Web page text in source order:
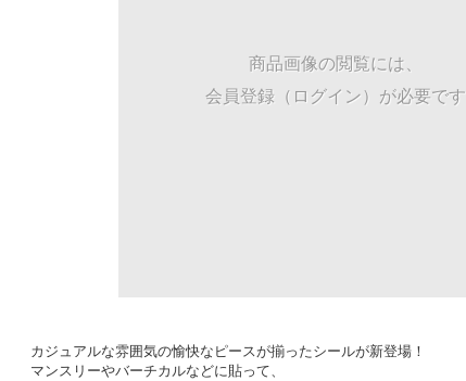
商品画像の閲覧には、
会員登録（ログイン）が必要です
カジュアルな雰囲気の愉快なピースが揃ったシールが新登場！
マンスリーやバーチカルなどに貼って、